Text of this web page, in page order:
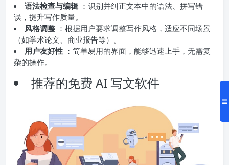
语法检查与编辑 ：识别并纠正文本中的语法、拼写错
误，提升写作质量。
风格调整 ：根据用户要求调整写作风格，适应不同场景
（如学术论文、商业报告等）。
用户友好性 ：简单易用的界面，能够迅速上手，无需复
杂的操作。
推荐的免费 AI 写文软件